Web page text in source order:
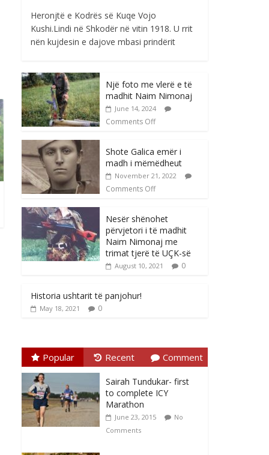
Heronjtë e Kodrës së Kuqe Vojo
Kushi.Lindi në Shkodër në vitin 1918. U rrit
nën kujdesin e dajove mbasi prindërit
Një foto me vlerë e të
madhit Naim Nimonaj
June 14, 2024
Comments Off
Shote Galica emër i
madh i mëmëdheut
November 21, 2022
Comments Off
Nesër shënohet
përvjetori i të madhit
Naim Nimonaj me
trimat tjerë të UÇK-së
August 10, 2021 0
Historia ushtarit të panjohur!
May 18, 2021 0
Popular Recent Comment
Sairah Tundukar- first
to complete ICY
Marathon
June 23, 2015
No
Comments